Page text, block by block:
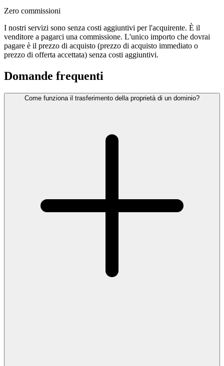
Zero commissioni
I nostri servizi sono senza costi aggiuntivi per l'acquirente. È il
venditore a pagarci una commissione. L'unico importo che dovrai
pagare è il prezzo di acquisto (prezzo di acquisto immediato o
prezzo di offerta accettata) senza costi aggiuntivi.
Domande frequenti
Come funziona il trasferimento della proprietà di un dominio?